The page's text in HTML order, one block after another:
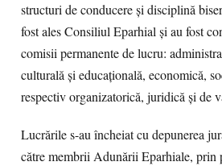
structuri de conducere și disciplină
fost ales Consiliul Eparhial și au fost
comisii permanente de lucru:
culturală și educațională, economică,
respectiv organizatorică, juridică și de
Lucrările s-au încheiat cu depunerea
către membrii Adunării Eparhiale, prin